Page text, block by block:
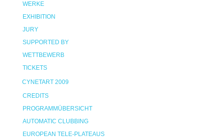
WERKE
EXHIBITION
JURY
SUPPORTED BY
WETTBEWERB
TICKETS
CYNETART 2009
CREDITS
PROGRAMMÜBERSICHT
AUTOMATIC CLUBBING
EUROPEAN TELE-PLATEAUS